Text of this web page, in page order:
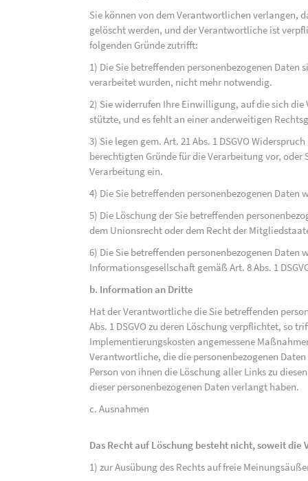
Sie können von dem Verantwortlichen verlangen,
gelöscht werden, und der Verantwortliche ist
folgenden Gründe zutrifft:
1) Die Sie betreffenden personenbezogenen Daten
verarbeitet wurden, nicht mehr notwendig.
2) Sie widerrufen Ihre Einwilligung, auf die sich die
stützte, und es fehlt an einer anderweitigen
3) Sie legen gem. Art. 21 Abs. 1 DSGVO
berechtigten Gründe für die Verarbeitung vor, oder
Verarbeitung ein.
4) Die Sie betreffenden personenbezogenen
5) Die Löschung der Sie betreffenden
dem Unionsrecht oder dem Recht der
6) Die Sie betreffenden personenbezogenen Daten
Informationsgesellschaft gemäß Art. 8 Abs. 1
b. Information an Dritte
Hat der Verantwortliche die Sie betreffenden
Abs. 1 DSGVO zu deren Löschung verpflichtet, so
Implementierungskosten angemessene
Verantwortliche, die die personenbezogenen
Person von ihnen die Löschung aller Links zu
dieser personenbezogenen Daten verlangt haben.
c. Ausnahmen
Das Recht auf Löschung besteht nicht, soweit
1) zur Ausübung des Rechts auf freie